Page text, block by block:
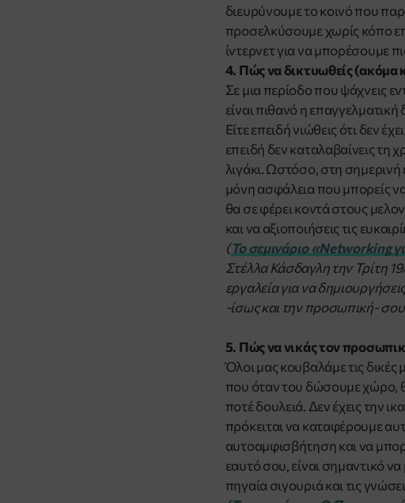
διευρύνουμε το κοινό που
προσελκύσουμε χωρίς κόπο
ίντερνετ για να μπορέσουμε
4. Πώς να δικτυωθείς (ακόμα
Σε μια περίοδο που ψάχνεις
είναι πιθανό η
Είτε επειδή νιώθεις ότι δεν
επειδή δεν καταλαβαίνεις τη
λιγάκι. Ωστόσο, στη
μόνη ασφάλεια που μπορείς
θα σε φέρει κοντά στους
και να αξιοποιήσεις τις
(Το σεμινάριο «Networking
Στέλλα Κάσδαγλη την Τρίτη
εργαλεία για να
-ίσως και την προσωπική-
5. Πώς να νικάς τον
Όλοι μας κουβαλάμε τις
που όταν του δώσουμε χώρο,
ποτέ δουλειά. Δεν έχεις την
πρόκειται να καταφέρουμε
αυτοαμφισβήτηση και να
εαυτό σου, είναι σημαντικό
πηγαία σιγουριά και τις